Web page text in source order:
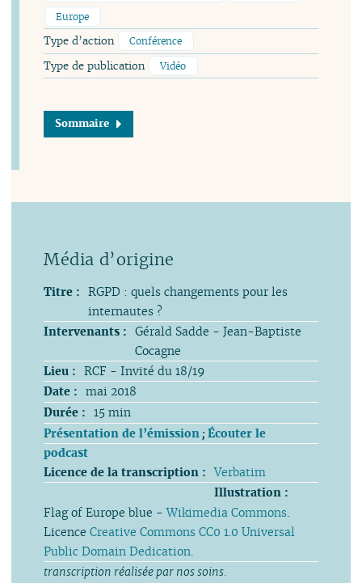
Europe
Type d’action Conférence
Type de publication Vidéo
Sommaire
Titre : RGPD : quels changements pour les
internautes ?
Intervenants : Gérald Sadde - Jean-Baptiste
Cocagne
Lieu : RCF - Invité du 18/19
Date : mai 2018
Durée : 15 min
Présentation de l’émission ;Écouter le
podcast
Licence de la transcription : Verbatim
Illustration :
Flag of Europe blue -Wikimedia Commons.
Licence Creative Commons CC0 1.0 Universal
Public Domain Dedication.
transcription réalisée par nos soins.